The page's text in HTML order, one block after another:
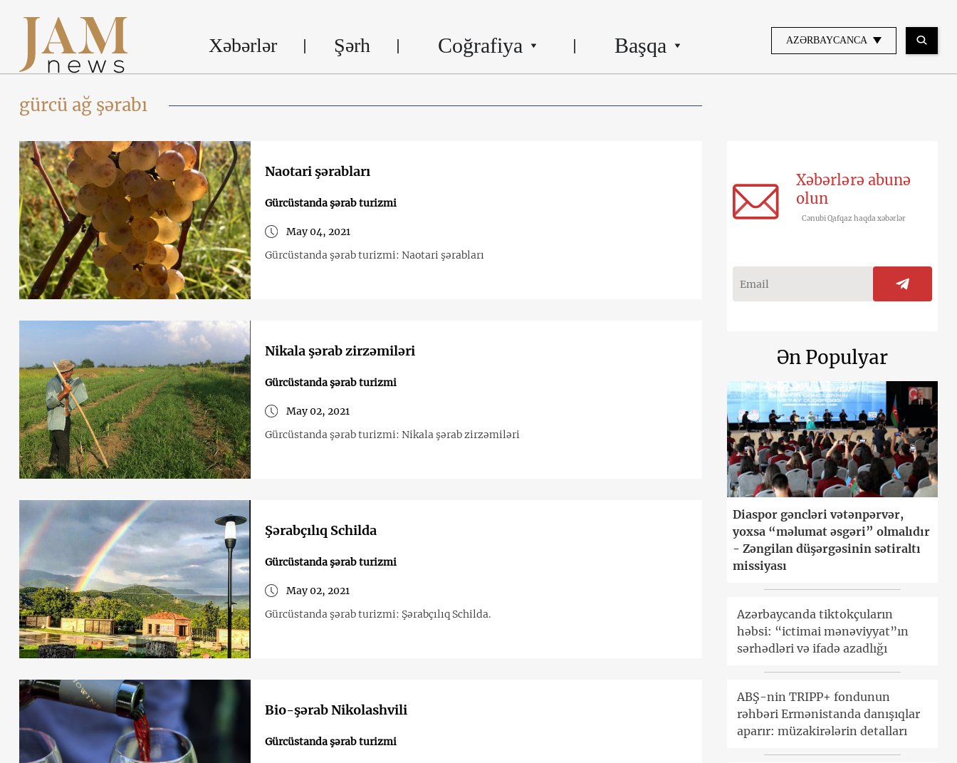
Xəbərlər Şərh Coğrafiya Başqa AZƏRBAYCANCA
gürcü ağ şərabı
Naotari şərabları
Gürcüstanda şərab turizmi
May 04, 2021
Gürcüstanda şərab turizmi: Naotari şərabları
Nikala şərab zirzəmiləri
Gürcüstanda şərab turizmi
May 02, 2021
Gürcüstanda şərab turizmi: Nikala şərab zirzəmiləri
Şərabçılıq Schilda
Gürcüstanda şərab turizmi
May 02, 2021
Gürcüstanda şərab turizmi: Şərabçılıq Schilda.
Bio-şərab Nikolashvili
Gürcüstanda şərab turizmi
Xəbərlərə abunə
olun
Cənubi Qafqaz haqda xəbərlər
Ən Populyar
Diaspor gəncləri vətənpərvər,
yoxsa “məlumat əsgəri” olmalıdır
- Zəngilan düşərgəsinin sətiraltı
missiyası
Azərbaycanda tiktokçuların
həbsi: “ictimai mənəviyyat”ın
sərhədləri və ifadə azadlığı
ABŞ-nin TRIPP+ fondunun
rəhbəri Ermənistanda danışıqlar
aparır: müzakirələrin detalları